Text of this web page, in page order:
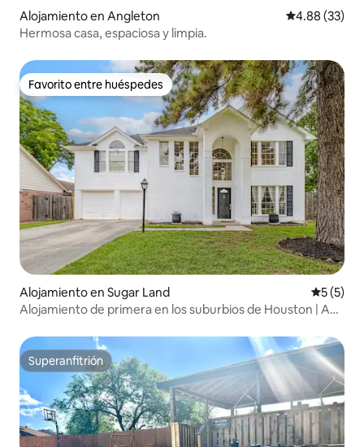
Alojamiento en Angleton Calificación
4.88 (33)
Hermosa casa, espaciosa y limpia.
Favorito entre huéspedes
Favorito entre huéspedes
Alojamiento en Sugar Land
5 (5)
Alojamiento de primera en los suburbios de Houston | A
Superanfitrión
Superanfitrión